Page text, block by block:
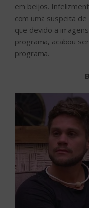
em beijos.
com uma suspeita
que devido a
programa, acabou
programa.